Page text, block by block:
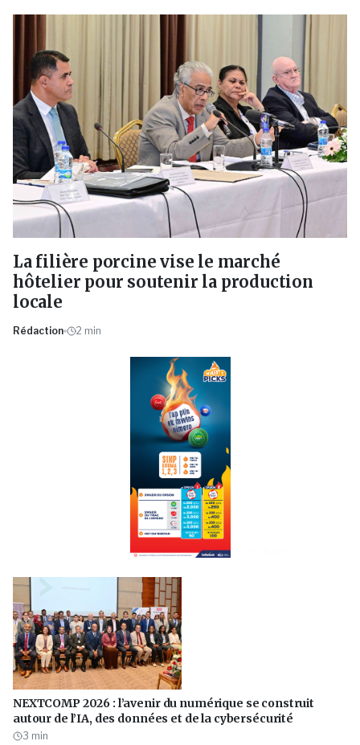
La filière porcine vise le marché
hôtelier pour soutenir la production
locale
Rédaction 2 min
NEXTCOMP 2026 : l’avenir du numérique se construit
autour de l’IA, des données et de la cybersécurité
3 min